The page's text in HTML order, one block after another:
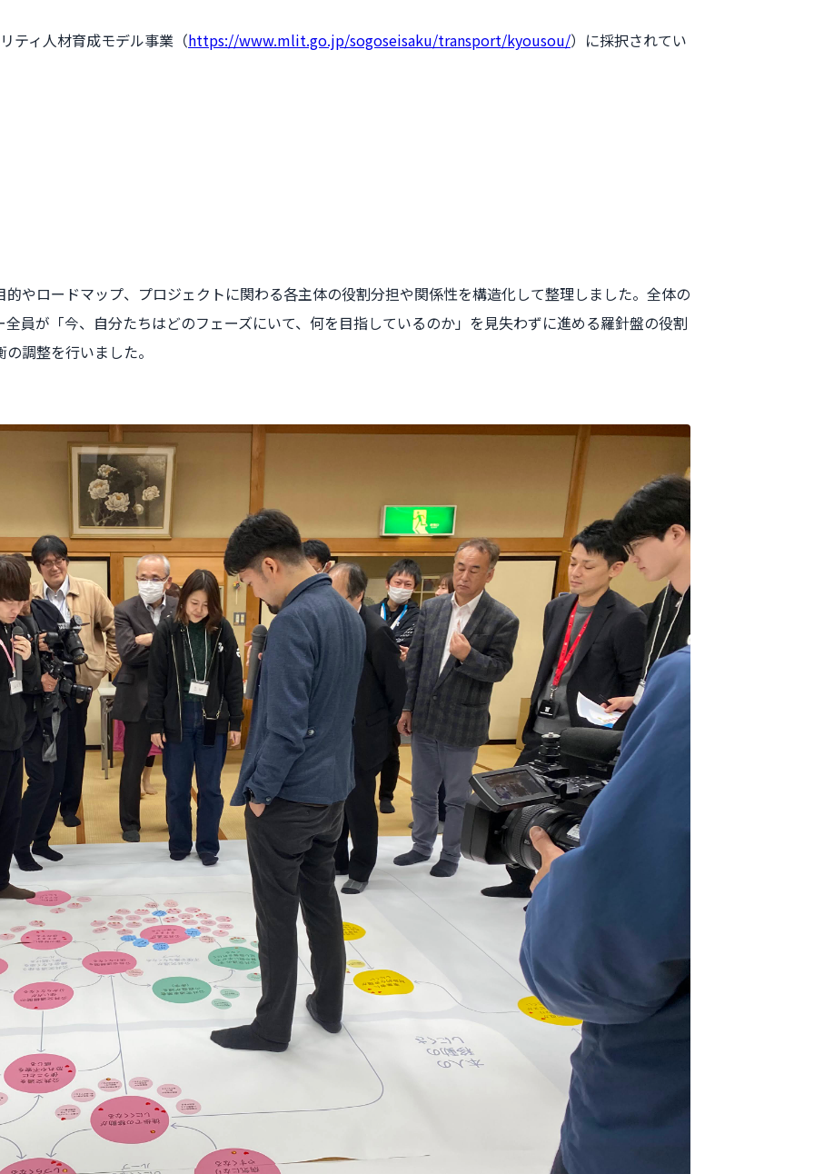
ティ人材育成モデル事業（https://www.mlit.go.jp/sogoseisaku/transport/kyousou/）に採択されてい
やロードマップ、プロジェクトに関わる各主体の役割分担や関係性を構造化して整理しました。全体の
員が「今、自分たちはどのフェーズにいて、何を目指しているのか」を見失わずに進める羅針盤の役割
調整を行いました。